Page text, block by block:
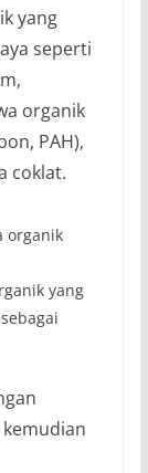
yang
seperti
organik
PAH),
coklat.
organik
yang